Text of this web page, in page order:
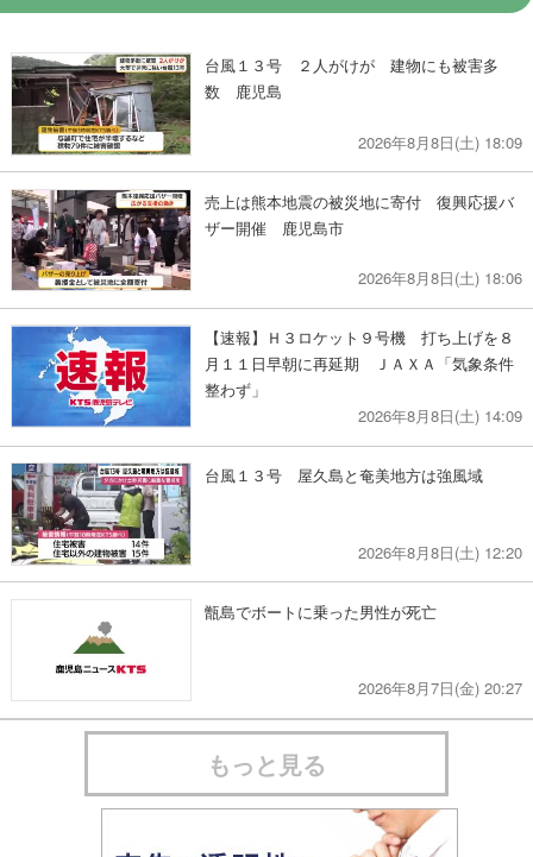
台風１３号 ２人がけが 建物にも被害多
数 鹿児島
2026年8月8日(土) 18:09
売上は熊本地震の被災地に寄付 復興応援バ
ザー開催 鹿児島市
2026年8月8日(土) 18:06
【速報】Ｈ３ロケット９号機 打ち上げを８
月１１日早朝に再延期 ＪＡＸＡ「気象条件
整わず」
2026年8月8日(土) 14:09
台風１３号 屋久島と奄美地方は強風域
2026年8月8日(土) 12:20
甑島でボートに乗った男性が死亡
2026年8月7日(金) 20:27
もっと見る